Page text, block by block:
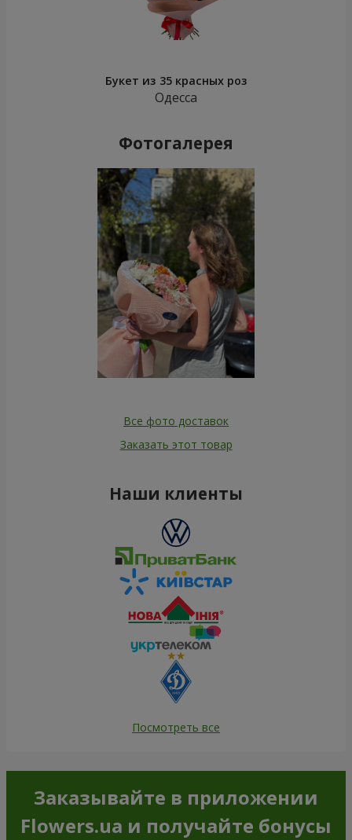
Букет из 35 красных роз
Одесса
Фотогалерея
Все фото доставок
Заказать этот товар
Наши клиенты
Посмотреть все
Заказывайте в приложении
Flowers.ua и получайте бонусы